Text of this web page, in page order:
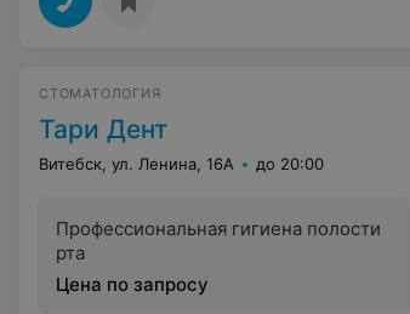
СТОМАТОЛОГИЯ
Тари Дент
Витебск, ул. Ленина, 16А до 20:00
Профессиональная гигиена полости
рта
Цена по запросу